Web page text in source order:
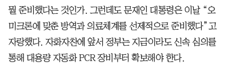
뭘 준비했다는 것인가. 그런데도 문재인 대통령은 이날 “오
미크론에 맞춘 방역과 의료체계를 선제적으로 준비했다”고
자랑했다. 자화자찬에 앞서 정부는 지금이라도 신속 심의를
통해 대용량 자동화 PCR 장비부터 확보해야 한다.